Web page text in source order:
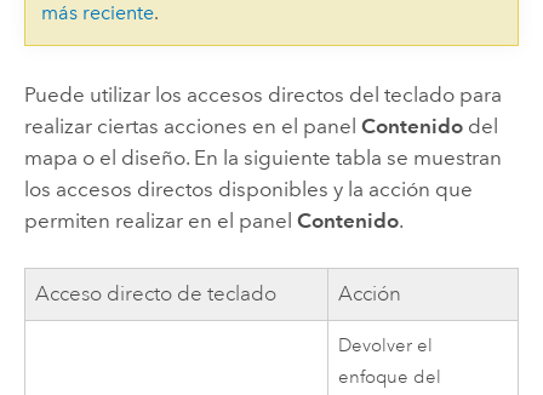
más reciente.
Puede utilizar los accesos directos del teclado para
realizar ciertas acciones en el panel Contenidodel
mapa o el diseño. En la siguiente tabla se muestran
los accesos directos disponibles y la acción que
permiten realizar en el panel Contenido.
Acceso directo de teclado Acción
Devolver el
enfoque del